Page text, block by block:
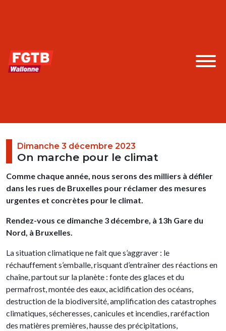
Dimanche 3 décembre 2023
On marche pour le climat
Comme chaque année, nous serons des milliers à défiler
dans les rues de Bruxelles pour réclamer des mesures
urgentes et concrètes pour le climat.
Rendez-vous ce dimanche 3 décembre, à 13h Gare du
Nord, à Bruxelles.
La situation climatique ne fait que s’aggraver : le
réchauffement s’emballe, risquant d’entraîner des réactions en
chaîne, partout sur la planète : fonte des glaces et du
permafrost, montée des eaux, acidification des océans,
destruction de la biodiversité, amplification des catastrophes
climatiques, sécheresses, canicules et incendies, raréfaction
des matières premières, hausse des précipitations,